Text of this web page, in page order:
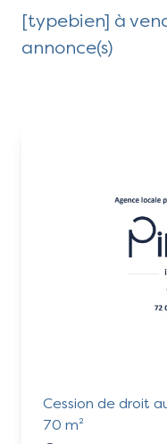
autres
Neufs
Estimation
[typebien] à
annonce(s)
Cession de droit
70 m²